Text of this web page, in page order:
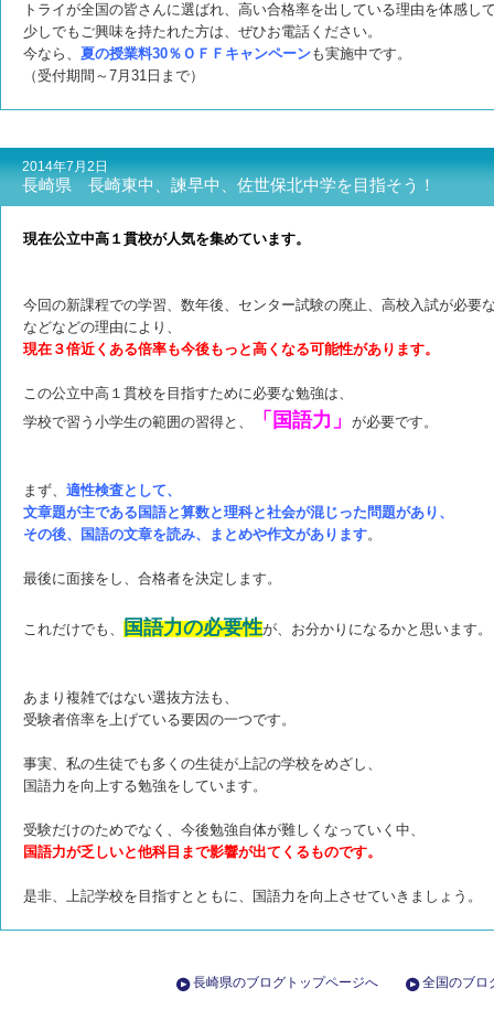
トライが全国の皆さんに選ばれ、高い合格率を出している理由を体感し
少しでもご興味を持たれた方は、ぜひお電話ください。
今なら、 夏の授業料30％ＯＦＦキャンペーンも実施中です。
（受付期間～7月31日まで）
2014年7月2日
長崎県 長崎東中、諫早中、佐世保北中学を目指そう！
現在公立中高１貫校が人気を集めています。
今回の新課程での学習、数年後、センター試験の廃止、高校入試が必要
などなどの理由により、
現在３倍近くある倍率も今後もっと高くなる可能性があります。
この公立中高１貫校を目指すために必要な勉強は、
学校で習う小学生の範囲の習得と、
「 国語力」 が必要です。
まず、 適性検査として、
文章題が主である国語と算数と理科と社会が混じった問題があり、
その後、
国語の文章を読み、まとめや作文があります。
最後に面接をし、合格者を決定します。
これだけでも、 国語力の必要性が、 お分かりになるかと思います
あまり複雑ではない選抜方法も、
受験者倍率を上げている要因の一つです。
事実、私の生徒でも多くの生徒が上記の学校をめざし、
国語力を向上する勉強をしています。
受験だけのためでなく、今後勉強自体が難しくなっていく中、
国語力が乏しいと他科目まで影響が出てくるものです。
是非、上記学校を目指すとともに、国語力を向上させていきましょう。
長崎県のブログトップページへ 全国のブロ